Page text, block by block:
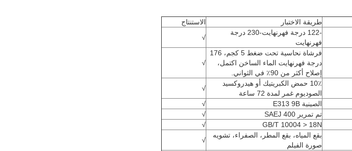
طريقة الاختبار
الاستنتاج
-122 درجة فهرنهايت-230 درجة
فهرنهايت
√
فرشاة نحاسية تحت ضغط 5 كجم، 176
درجة فهرنهايت الماء الساخن اكتمل،
إصلاح أكثر من 90٪ في الثواني.
√
10٪ حمض الكبريتيك أو هيدروكسيد
الصوديوم غمر لمدة 72 ساعة
√
الصينية E313 9B
√
تم تمرير SAEJ 400
√
GB/T 10004 > 18N
√
بقع المياه، بقع المطر، الصفراء، تشويه
صورة الفيلم
√